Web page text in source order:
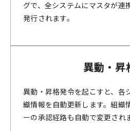
グで、全システムにマスタが連
発行されます。
異動・昇
異動・昇格発令を起こすと、各
織情報を自動更新します。組織
ーの承認経路も自動で変更され